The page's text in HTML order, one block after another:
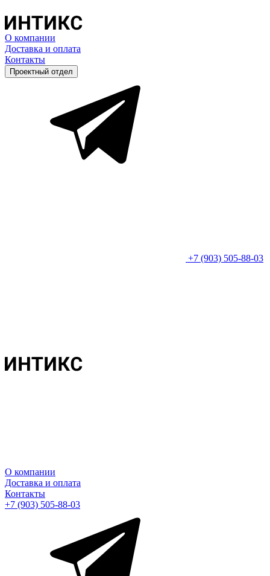
О компании
Доставка и оплата
Контакты
Проектный отдел
+7 (903) 505-88-03
О компании
Доставка и оплата
Контакты
+7 (903) 505-88-03